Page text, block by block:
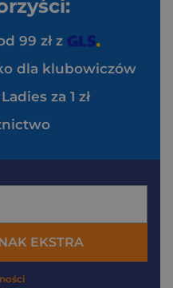
99 zł z
dla klubowiczów
za 1 zł
EKSTRA